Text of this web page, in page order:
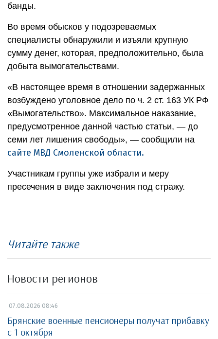
банды.
Во время обысков у подозреваемых
специалисты обнаружили и изъяли крупную
сумму денег, которая, предположительно, была
добыта вымогательствами.
«В настоящее время в отношении задержанных
возбуждено уголовное дело по ч. 2 ст. 163 УК РФ
«Вымогательство». Максимальное наказание,
предусмотренное данной частью статьи, — до
семи лет лишения свободы», — сообщили на
сайте МВД Смоленской области.
Участникам группы уже избрали и меру
пресечения в виде заключения под стражу.
Читайте также
Новости регионов
07.08.2026 08:46
Брянские военные пенсионеры получат прибавку
с 1 октября